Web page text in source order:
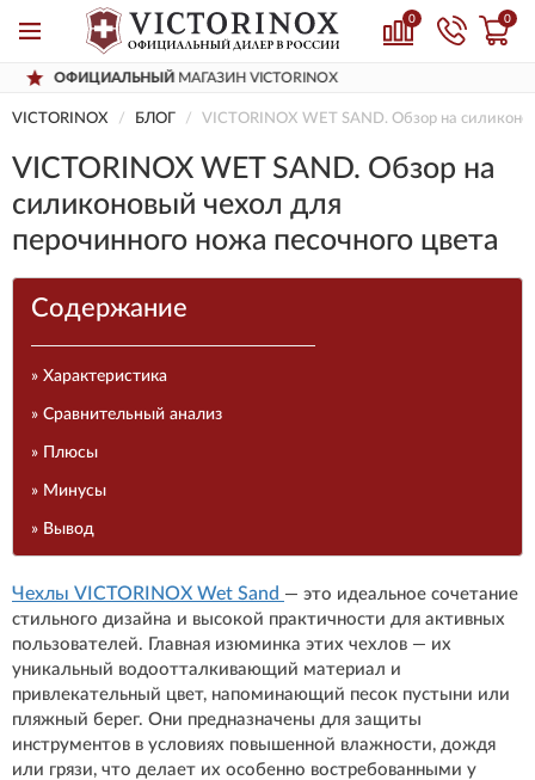
0 0
ДОСТАВИМ
VICTORINOX БЛОГ VICTORINOX WET SAND. Обзор на
VICTORINOX WET SAND. Обзор на
силиконовый чехол для
перочинного ножа песочного цвета
Содержание
» Характеристика
» Сравнительный анализ
» Плюсы
» Минусы
» Вывод
Чехлы VICTORINOX Wet Sand — это идеальное сочетание
стильного дизайна и высокой практичности для активных
пользователей. Главная изюминка этих чехлов — их
уникальный водоотталкивающий материал и
привлекательный цвет, напоминающий песок пустыни или
пляжный берег. Они предназначены для защиты
инструментов в условиях повышенной влажности, дождя
или грязи, что делает их особенно востребованными у